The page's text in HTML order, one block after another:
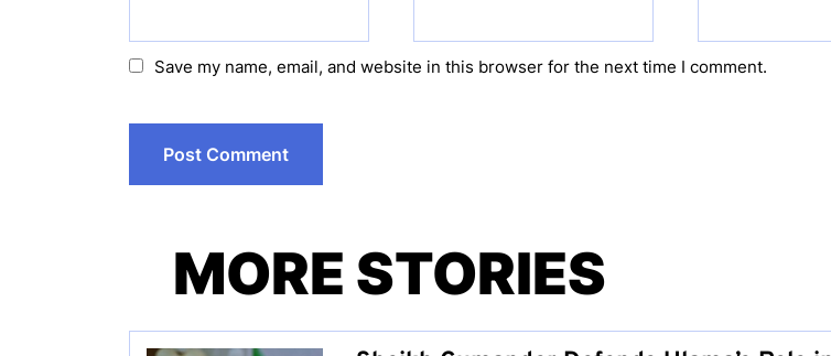
Save my name, email, and website in this browser for the next time I comment.
MORE STORIES